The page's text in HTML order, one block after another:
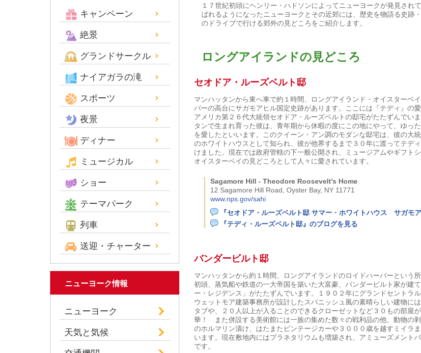
キャンペーン
絶景
グランドサークル
ナイアガラの滝
スポーツ
夜景
ディナー
ミュージカル
ショー
テーマパーク
列車
送迎・チャーター
ニューヨーク情報
ニューヨーク
天気と気候
１７世紀初頭にヘンリー・ハドソンによってニューヨークが発見さ
ばれるようになったニューヨークとその近郊には、歴史を物語る史跡
のドライブで行ける郊外の見どころをご紹介します。
ロングアイランドの見どころ
セオドア・ルーズベルト邸
マンハッタンから東へ車で約１時間、ロングアイランド・オイスターベ
バーの高台にサガモアヒル国定史跡があります。ここには『テディ』の
アメリカ第２６代大統領セオドア・ルーズベルトの邸宅がたたずんでい
タンで生まれ育った彼は、青年期から休暇の度にこの地にやって、ゆっ
を愛したといいます。このクイーン・アン調のモダンな邸宅は、彼の大
のホワイトハウスとして知られ、彼が他界するまで３０年に渡ってテデ
けました。現在では政府管轄の下一般公開され、ミュージアムやギフト
オイスターベイの見どころとして人々に愛されています。
Sagamore Hill - Theodore Roosevelt's Home
12 Sagamore Hill Road, Oyster Bay, NY 11771
www.nps.gov/sahi
『セオドア・ルーズベルト邸 サマー・ホワイトハウス サガモ
『テディ・ルーズベルト邸』のブログを見る
バンダービルト邸
マンハッタンから約１時間、ロングアイランドのロイドハーバーという
初頭、蒸気船や鉄道の一大帝国を築いた大富豪、バンダービルト家が建
ー・レジデンス」がたたずんでいます。１９０２年にグランドセントラ
ウェットモア建築事務所が設計したスパニッシュ風の素晴らしい建物に
タブや、２０人以上が入ることのできるクローゼットなど３０もの部屋
華！ また併設する美術館には一族の集めた数々の戦利品の他、動物の
のホルマリン漬け、はたまたビンテージカーや３０００歳を越すミイラ
います。現在敷地内にはプラネタリウムも増築され、アミューズメント
です。